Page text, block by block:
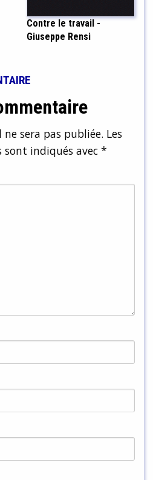
Contre le travail -
Giuseppe Rensi
sera pas publiée. Les
indiqués avec *